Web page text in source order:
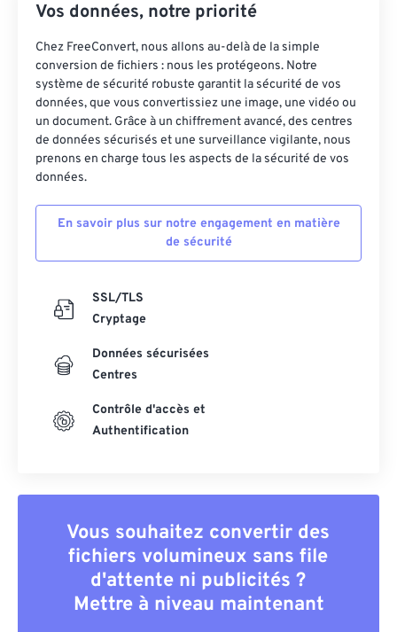
Vos données, notre priorité
Chez FreeConvert, nous allons au-delà de la simple
conversion de fichiers : nous les protégeons. Notre
système de sécurité robuste garantit la sécurité de vos
données, que vous convertissiez une image, une vidéo ou
un document. Grâce à un chiffrement avancé, des centres
de données sécurisés et une surveillance vigilante, nous
prenons en charge tous les aspects de la sécurité de vos
données.
En savoir plus sur notre engagement en matière
de sécurité
SSL/TLS
Cryptage
Données sécurisées
Centres
Contrôle d'accès et
Authentification
Vous souhaitez convertir des
fichiers volumineux sans file
d'attente ni publicités ?
Mettre à niveau maintenant